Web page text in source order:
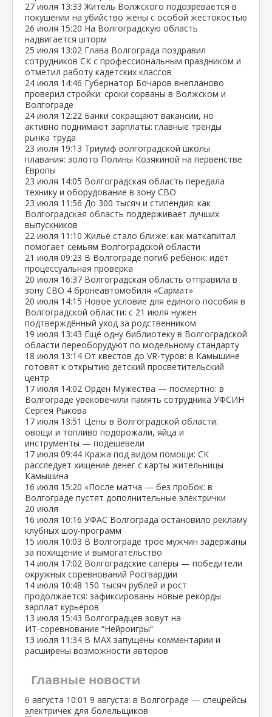
27 июля 13:33 Житель Волжского подозревается в
покушении на убийство жены с особой жестокостью
26 июля 15:20 На Волгоградскую область
надвигается шторм
25 июля 13:02 Глава Волгограда поздравил
сотрудников СК с профессиональным праздником и
отметил работу кадетских классов
24 июля 14:46 Губернатор Бочаров внепланово
проверил стройки: сроки сорваны в Волжском и
Волгограде
24 июля 12:22 Банки сокращают вакансии, но
активно поднимают зарплаты: главные тренды
рынка труда
23 июля 19:13 Триумф волгоградской школы
плавания: золото Полины Козякиной на первенстве
Европы
23 июля 14:05 Волгоградская область передала
технику и оборудование в зону СВО
23 июля 11:56 До 300 тысяч и стипендия: как
Волгоградская область поддерживает лучших
выпускников
22 июля 11:10 Жильё стало ближе: как маткапитал
помогает семьям Волгоградской области
21 июля 09:23 В Волгограде погиб ребёнок: идёт
процессуальная проверка
20 июля 16:37 Волгоградская область отправила в
зону СВО 4 бронеавтомобиля «Сармат»
20 июля 14:15 Новое условие для единого пособия в
Волгоградской области: с 21 июля нужен
подтверждённый уход за родственником
19 июля 13:43 Ещё одну библиотеку в Волгоградской
области переоборудуют по модельному стандарту
18 июля 13:14 От квестов до VR‑туров: в Камышине
готовят к открытию детский просветительский
центр
17 июля 14:02 Орден Мужества — посмертно: в
Волгограде увековечили память сотрудника УФСИН
Сергея Рыкова
17 июля 13:51 Цены в Волгоградской области:
овощи и топливо подорожали, яйца и
инструменты — подешевели
17 июля 09:44 Кража под видом помощи: СК
расследует хищение денег с карты жительницы
Камышина
16 июля 15:20 «После матча — без пробок: в
Волгограде пустят дополнительные электрички
20 июля
16 июля 10:16 УФАС Волгограда остановило рекламу
клубных шоу‑программ
15 июля 10:03 В Волгограде трое мужчин задержаны
за похищение и вымогательство
14 июля 17:02 Волгоградские сапёры — победители
окружных соревнований Росгвардии
14 июля 10:48 150 тысяч рублей и рост
продолжается: зафиксированы новые рекорды
зарплат курьеров
13 июля 15:43 Волгоградцев зовут на
ИТ‑соревнование “Нейроигры”
13 июля 11:34 В МАХ запущены комментарии и
расширены возможности авторов
Главные новости
6 августа 10:01 9 августа: в Волгограде — спецрейсы
электричек для болельщиков